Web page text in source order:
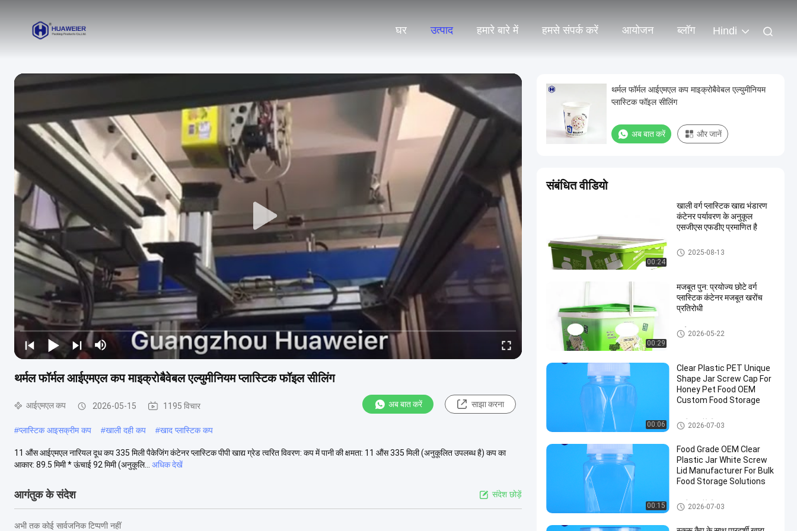
घर उत्पाद हमारे बारे में हमसे संपर्क करें आयोजन ब्लॉग Hindi
थर्मल फॉर्मल आईएमएल कप माइक्रोबैवेबल एल्युमीनियम प्लास्टिक फॉइल सीलिंग
आईएमएल कप 2026-05-15 1195 विचार अब बात करें साझा करना
#प्लास्टिक आइसक्रीम कप #खाली दही कप #खाद प्लास्टिक कप
11 औंस आईएमएल नारियल दूध कप 335 मिली पैकेजिंग कंटेनर प्लास्टिक पीपी खाद्य ग्रेड त्वरित विवरण: कप में पानी की क्षमता: 11 औंस 335 मिली (अनुकूलित उपलब्ध है) कप का
आकार: 89.5 मिमी * ऊंचाई 92 मिमी (अनुकूलि...
अधिक देखें
आगंतुक के संदेश संदेश छोड़ें
अभी तक कोई सार्वजनिक टिप्पणी नहीं
थर्मल फॉर्मल आईएमएल कप माइक्रोबैवेबल एल्युमीनियम
प्लास्टिक फॉइल सीलिंग
अब बात करें और जानें
संबंधित वीडियो
00:24
खाली वर्ग प्लास्टिक खाद्य भंडारण
कंटेनर पर्यावरण के अनुकूल
एसजीएस एफडीए प्रमाणित है
IML बॉक्स
2025-08-13
00:29
मजबूत पुन: प्रयोज्य छोटे वर्ग
प्लास्टिक कंटेनर मजबूत खरोंच
प्रतिरोधी
आईएमएल टब
2026-05-22
00:06
Clear Plastic PET Unique
Shape Jar Screw Cap For
Honey Pet Food OEM
Custom Food Storage
प्लास्टिक पैकेजिंग जार
2026-07-03
00:15
Food Grade OEM Clear
Plastic Jar White Screw
Lid Manufacturer For Bulk
Food Storage Solutions
प्लास्टिक पैकेजिंग जार
2026-07-03